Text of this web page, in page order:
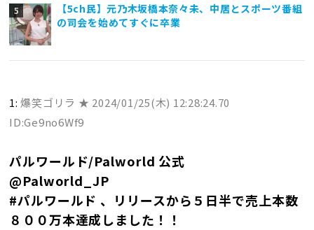
【5ch民】元乃木坂橋本奈々未、中居とスポーツ番組
の司会を始めてすぐに卒業
1:爆笑ゴリラ ★ 2024/01/25(木) 12:28:24.70
ID:Ge9no6Wf9
パルワールド/Palworld 公式
@Palworld_JP
#パルワールド 、リリースから５日半で売上本数
８００万本達成しました！！